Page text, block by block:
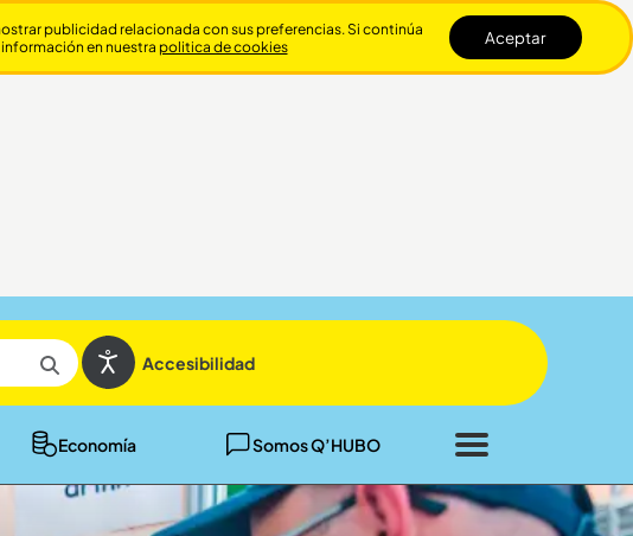
Accesibilidad
Economía Somos Q’HUBO
Cerrar
publicidad relacionada con sus preferencias. Si continúa
en nuestra politica de cookies Aceptar